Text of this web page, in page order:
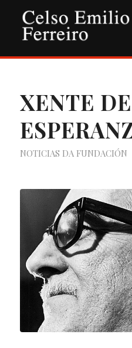
XENTE
NOTICIAS DA FUNDACIÓN